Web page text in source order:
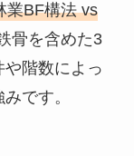
業BF構法 vs
骨を含めた3
階数によっ
です。